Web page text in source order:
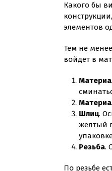
Какого бы
элементов
Тем не
войдет в
Шлиц.
желтый
Резьба.
По резьбе